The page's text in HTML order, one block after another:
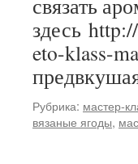
связать
здесь
eto-klass-
Рубрика: мастер-
вязаные ягоды,